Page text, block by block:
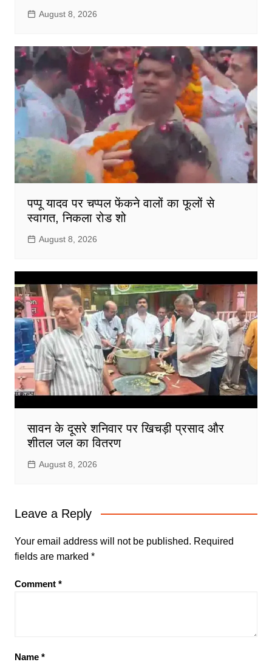
August 8, 2026
पप्पू यादव पर चप्पल फेंकने वालों का फूलों से
स्वागत, निकला रोड शो
August 8, 2026
सावन के दूसरे शनिवार पर खिचड़ी प्रसाद और
शीतल जल का वितरण
August 8, 2026
Leave a Reply
Your email address will not be published. Required
fields are marked *
Comment *
Name *